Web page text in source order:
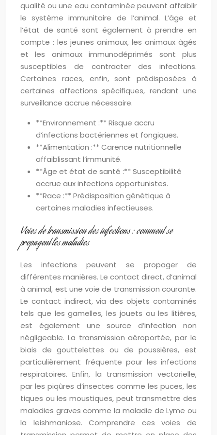
qualité ou une eau contaminée peuvent affaiblir
le système immunitaire de l’animal. L’âge et
l’état de santé sont également à prendre en
compte : les jeunes animaux, les animaux âgés
et les animaux immunodéprimés sont plus
susceptibles de contracter des infections.
Certaines races, enfin, sont prédisposées à
certaines affections spécifiques, rendant une
surveillance accrue nécessaire.
**Environnement :** Risque accru
d’infections bactériennes et fongiques.
**Alimentation :** Carence nutritionnelle
affaiblissant l’immunité.
**Âge et état de santé :** Susceptibilité
accrue aux infections opportunistes.
**Race :** Prédisposition génétique à
certaines maladies infectieuses.
Voies de transmission des infections : comment se
propagent les maladies
Les infections peuvent se propager de
différentes manières. Le contact direct, d’animal
à animal, est une voie de transmission courante.
Le contact indirect, via des objets contaminés
tels que les gamelles, les jouets ou les litières,
est également une source d’infection non
négligeable. La transmission aéroportée, par le
biais de gouttelettes ou de poussières, est
particulièrement fréquente pour les infections
respiratoires. Enfin, la transmission vectorielle,
par les piqûres d’insectes comme les puces, les
tiques ou les moustiques, peut transmettre des
maladies graves comme la maladie de Lyme ou
la leishmaniose. Comprendre ces voies de